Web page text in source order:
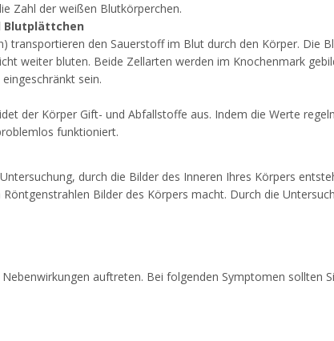
Zahl der weißen Blutkörperchen.
Blutplättchen
transportieren den Sauerstoff im Blut durch den Körper. Die
weiter bluten. Beide Zellarten werden im Knochenmark
sein.
der Körper Gift- und Abfallstoffe aus. Indem die Werte
funktioniert.
durch die Bilder des Inneren Ihres Körpers
Bilder des Körpers macht. Durch die
auftreten. Bei folgenden Symptomen sollten